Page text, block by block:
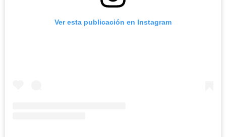
Ver esta publicación en Instagram